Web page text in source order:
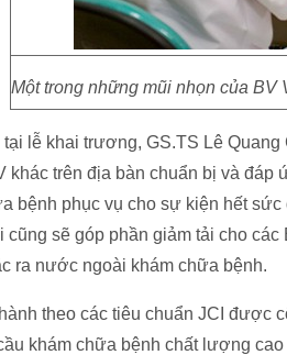
Một trong những mũi nhọn của
tại lễ khai trương, GS.TS Lê
khác trên địa bàn chuẩn bị và
bệnh phục vụ cho sự kiện hết
cũng sẽ góp phần giảm tải cho
ra nước ngoài khám chữa bệnh.
theo các tiêu chuẩn JCI được
khám chữa bệnh chất lượng